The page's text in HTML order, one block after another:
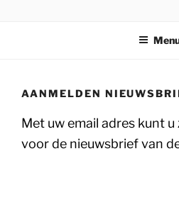
AANMELDEN
Met uw email adres kunt
voor de nieuwsbrief van